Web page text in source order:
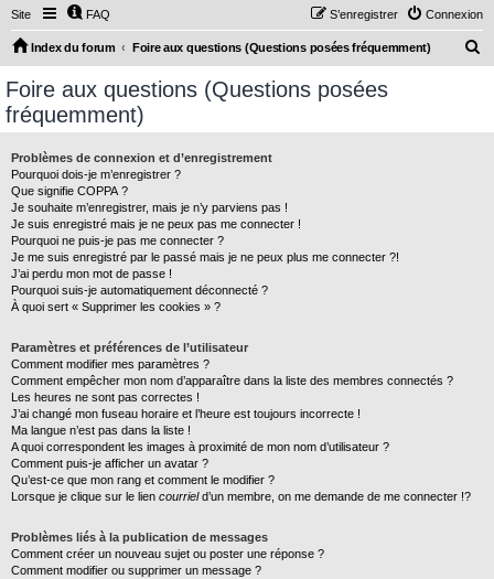
Site FAQ Connexion
S’enregistrer
Index du forum Foire aux questions (Questions posées fréquemment)
Foire aux questions (Questions posées
fréquemment)
Problèmes de connexion et d’enregistrement
Pourquoi dois-je m’enregistrer ?
Que signifie COPPA ?
Je souhaite m’enregistrer, mais je n’y parviens pas !
Je suis enregistré mais je ne peux pas me connecter !
Pourquoi ne puis-je pas me connecter ?
Je me suis enregistré par le passé mais je ne peux plus me connecter ?!
J’ai perdu mon mot de passe !
Pourquoi suis-je automatiquement déconnecté ?
À quoi sert « Supprimer les cookies » ?
Paramètres et préférences de l’utilisateur
Comment modifier mes paramètres ?
Comment empêcher mon nom d’apparaître dans la liste des membres connectés ?
Les heures ne sont pas correctes !
J’ai changé mon fuseau horaire et l’heure est toujours incorrecte !
Ma langue n’est pas dans la liste !
A quoi correspondent les images à proximité de mon nom d’utilisateur ?
Comment puis-je afficher un avatar ?
Qu’est-ce que mon rang et comment le modifier ?
Lorsque je clique sur le lien courrield’un membre, on me demande de me connecter !?
Problèmes liés à la publication de messages
Comment créer un nouveau sujet ou poster une réponse ?
Comment modifier ou supprimer un message ?